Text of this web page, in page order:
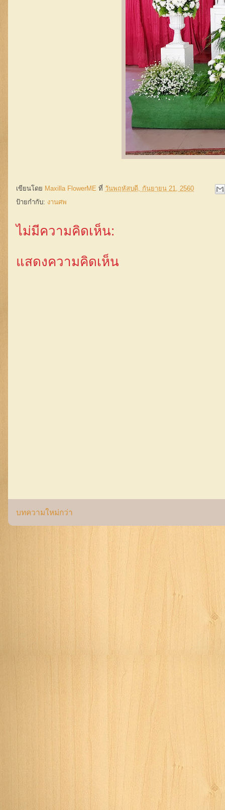
เขียนโดย Maxilla FlowerME ที่ วันพฤหัสบดี, กันยายน 21, 2560
ป้ายกำกับ: งานศพ
ไม่มีความคิดเห็น:
แสดงความคิดเห็น
บทความใหม่กว่า